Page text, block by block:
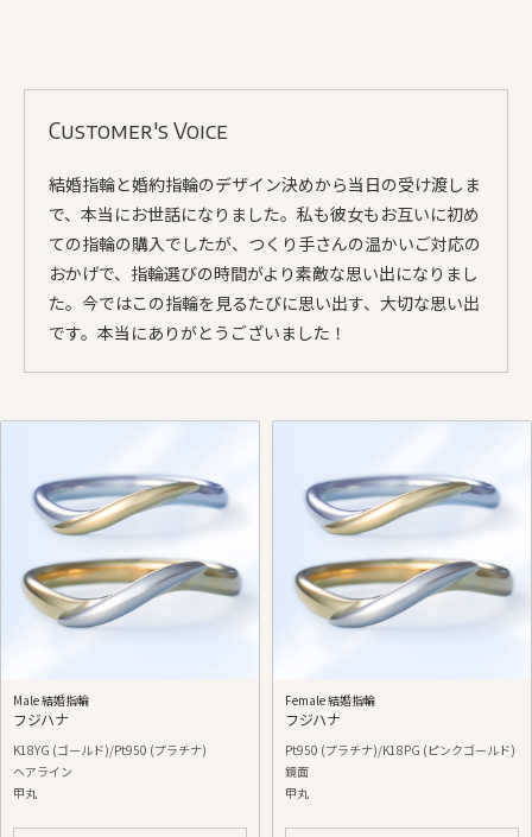
Customer's Voice
結婚指輪と婚約指輪のデザイン決めから当日の受け渡しま
で、本当にお世話になりました。私も彼女もお互いに初め
ての指輪の購入でしたが、つくり手さんの温かいご対応の
おかげで、指輪選びの時間がより素敵な思い出になりまし
た。今ではこの指輪を見るたびに思い出す、大切な思い出
です。本当にありがとうございました！
Male 結婚指輪
フジハナ
K18YG (ゴールド)/Pt950 (プラチナ)
ヘアライン
甲丸
Female 結婚指輪
フジハナ
Pt950 (プラチナ)/K18PG (ピンクゴールド)
鏡面
甲丸